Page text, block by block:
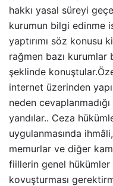
hakkı yasal süreyi
kurumun bilgi edinme
yaptırımı söz konusu
rağmen bazı kurumlar
şeklinde
internet üzerinden
neden
yandılar.. Ceza
uygulanmasında
memurlar ve diğer
fiillerin genel
kovuşturması